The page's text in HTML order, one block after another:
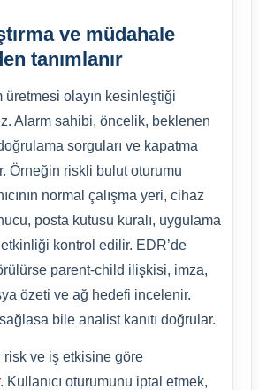
ve müdahale
tanımlanır
üretmesi olayın kesinleştiği
Alarm sahibi, öncelik, beklenen
sorguları ve kapatma
Örneğin riskli bulut oturumu
normal çalışma yeri, cihaz
posta kutusu kuralı, uygulama
kontrol edilir. EDR’de
parent-child ilişkisi, imza,
özeti ve ağ hedefi incelenir.
bile analist kanıtı doğrular.
risk ve iş etkisine göre
Kullanıcı oturumunu iptal etmek,